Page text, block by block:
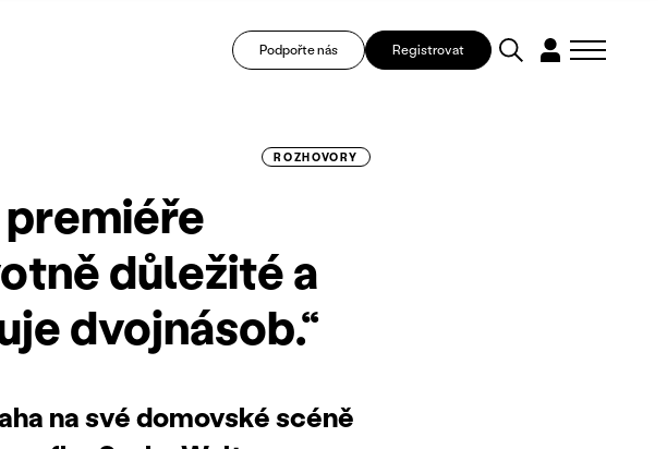
Podpořte nás Registrovat
ROZHOVORY
důležité a
dvojnásob.“
na své domovské scéně